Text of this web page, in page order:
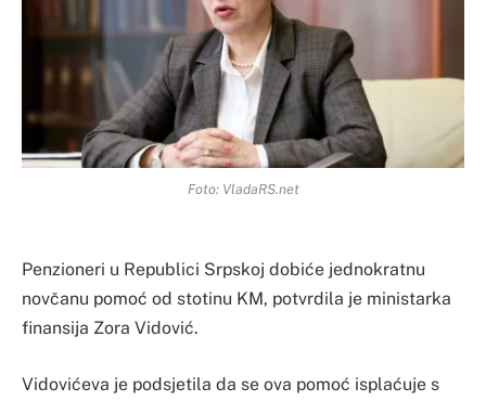
Foto: VladaRS.net
Penzioneri u Republici Srpskoj dobiće jednokratnu
novčanu pomoć od stotinu KM, potvrdila je ministarka
finansija Zora Vidović.
Vidovićeva je podsjetila da se ova pomoć isplaćuje s